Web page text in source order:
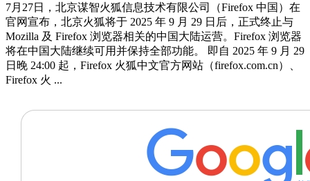
7月27日，北京谋智火狐信息技术有限公司（Firefox 中国）在
官网宣布，北京火狐将于 2025 年 9 月 29 日后，正式终止与
Mozilla 及 Firefox 浏览器相关的中国大陆运营。Firefox 浏览器
将在中国大陆继续可用并保持全部功能。 即自 2025 年 9 月 29
日晚 24:00 起，Firefox 火狐中文官方网站（firefox.com.cn）、
Firefox 火 ...